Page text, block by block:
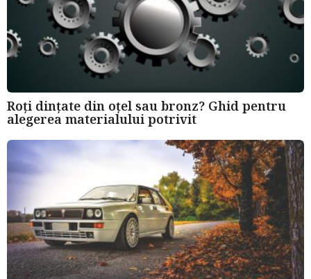
Roți dințate din oțel sau bronz? Ghid pentru
alegerea materialului potrivit